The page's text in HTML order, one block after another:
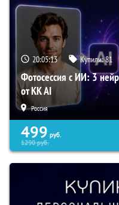
20:05:12 Купили:81
Фотосессия с ИИ: 3
от KK AI
Россия
499 руб.
1290руб.